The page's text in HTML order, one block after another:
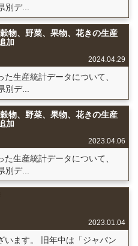
別デ...
物、野菜、果物、花きの生産
加
2024.04.29
生産統計データについて、
別デ...
物、野菜、果物、花きの生産
加
2023.04.06
生産統計データについて、
デ...
2023.01.04
います。 旧年中は「ジャパン